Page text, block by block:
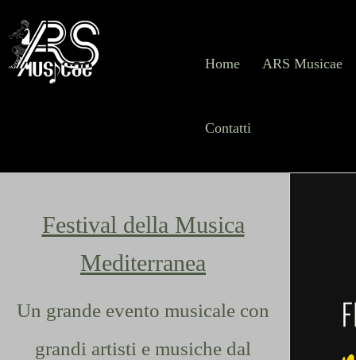
Home ARS Musicae
Contatti
Festival della Musica
Mediterranea
Un grande evento musicale con
grandi artisti e musiche dal